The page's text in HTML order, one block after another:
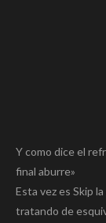
Y como dice el
final aburre»
Esta vez es Skip
tratando de